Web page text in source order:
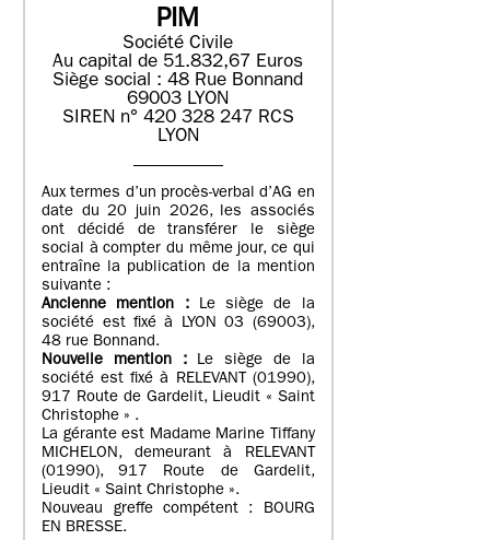
PIM
Société Civile
Au capital de 51.832,67 Euros
Siège social : 48 Rue Bonnand
69003 LYON
SIREN n° 420 328 247 RCS
LYON
Aux termes d’un procès-verbal d’AG en
date du 20 juin 2026, les associés
ont décidé de transférer le siège
social à compter du même jour, ce qui
entraîne la publication de la mention
suivante :
Ancienne mention : Le siège de la
société est fixé à LYON 03 (69003),
48 rue Bonnand.
Nouvelle mention :
Le siège de la
société est fixé à RELEVANT (01990),
917 Route de Gardelit, Lieudit « Saint
Christophe » .
La gérante est Madame Marine Tiffany
MICHELON, demeurant à RELEVANT
(01990), 917 Route de Gardelit,
Lieudit « Saint Christophe ».
Nouveau greffe compétent : BOURG
EN BRESSE.